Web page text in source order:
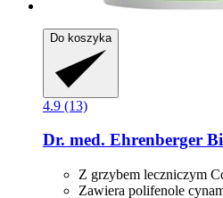
Do koszyka
4.9 (13)
Dr. med. Ehrenberger
Z grzybem leczniczym
Zawiera polifenole